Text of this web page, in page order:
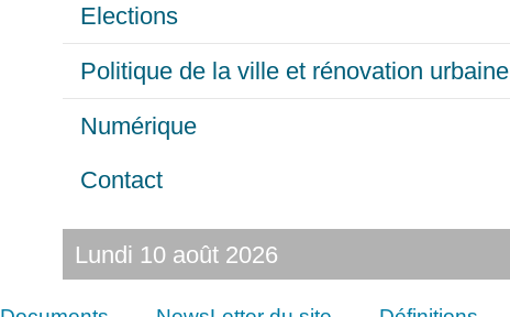
Elections
Politique de la ville et rénovation urbaine
Numérique
Contact
Lundi 10 août 2026